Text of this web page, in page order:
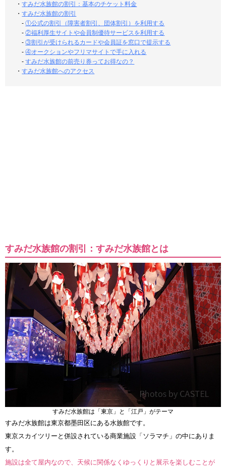
・すみだ水族館の割引：基本のチケット料金
・すみだ水族館の割引
-①公式の割引（障害者割引、団体割引）を利用する
-②福利厚生サイトや会員制優待サービスを利用する
-③割引が受けられるカードや会員証を窓口で提示する
-④オークションやフリマサイトで手に入れる
-すみだ水族館の前売り券ってお得なの？
・すみだ水族館へのアクセス
すみだ水族館の割引：すみだ水族館とは
すみだ水族館は「東京」と「江戸」がテーマ
すみだ水族館は東京都墨田区にある水族館です。
東京スカイツリーと併設されている商業施設「ソラマチ」の中にありま
す。
施設は全て屋内なので、天候に関係なくゆっくりと展示を楽しむことが